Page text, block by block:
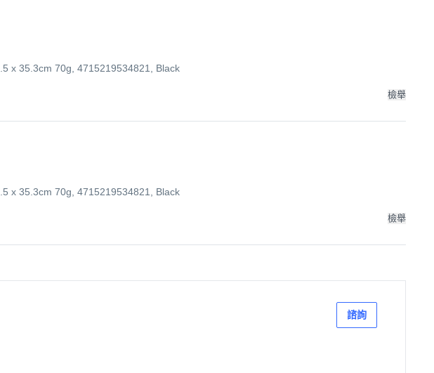
x 35.3cm 70g, 4715219534821, Black
檢舉
x 35.3cm 70g, 4715219534821, Black
檢舉
諮詢